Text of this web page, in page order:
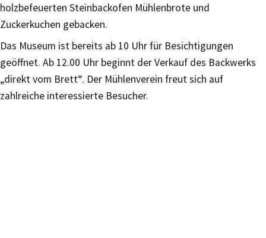
holzbefeuerten Steinbackofen Mühlenbrote und
Zuckerkuchen gebacken.
Das Museum ist bereits ab 10 Uhr für Besichtigungen
geöffnet. Ab 12.00 Uhr beginnt der Verkauf des Backwerks
„direkt vom Brett“. Der Mühlenverein freut sich auf
zahlreiche interessierte Besucher.